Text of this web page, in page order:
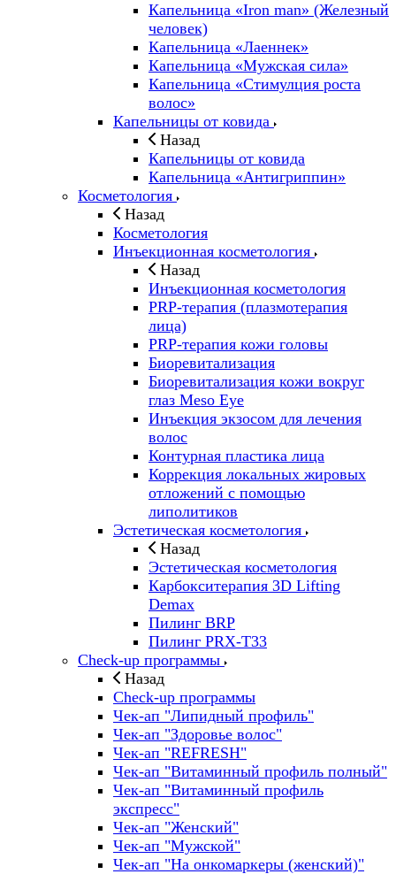
Капельница «Iron man» (Железный
человек)
Капельница «Лаеннек»
Капельница «Мужская сила»
Капельница «Стимулция роста
волос»
Капельницы от ковида
Назад
Капельницы от ковида
Капельница «Антигриппин»
Косметология
Назад
Косметология
Инъекционная косметология
Назад
Инъекционная косметология
PRP-терапия (плазмотерапия
лица)
PRP-терапия кожи головы
Биоревитализация
Биоревитализация кожи вокруг
глаз Meso Eye
Инъекция экзосом для лечения
волос
Контурная пластика лица
Коррекция локальных жировых
отложений с помощью
липолитиков
Эстетическая косметология
Назад
Эстетическая косметология
Карбокситерапия 3D Lifting
Demax
Пилинг BRP
Пилинг PRX-T33
Check-up программы
Назад
Check-up программы
Чек-ап "Липидный профиль"
Чек-ап "Здоровье волос"
Чек-ап "REFRESH"
Чек-ап "Витаминный профиль полный"
Чек-ап "Витаминный профиль
экспресс"
Чек-ап "Женский"
Чек-ап "Мужской"
Чек-ап "На онкомаркеры (женский)"